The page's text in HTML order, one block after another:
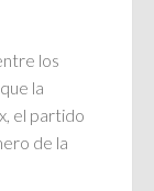
los
la
el partido
de la